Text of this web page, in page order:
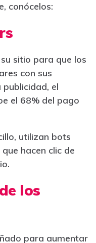
conócelos:
sitio para que los
con sus
el
el 68% del pago
utilizan bots
hacen clic de
los
para aumentar